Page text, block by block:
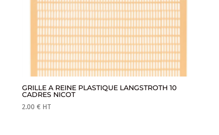
GRILLE A REINE PLASTIQUE LANGSTROTH 10
CADRES NICOT
2.00 € HT